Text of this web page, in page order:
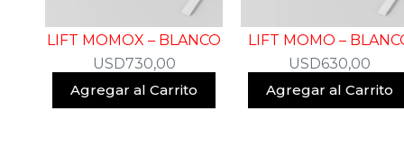
LIFT MOMOX – BLANCO
USD730,00
Agregar al Carrito
LIFT MOMO –
USD630,00
Agregar al Carrito